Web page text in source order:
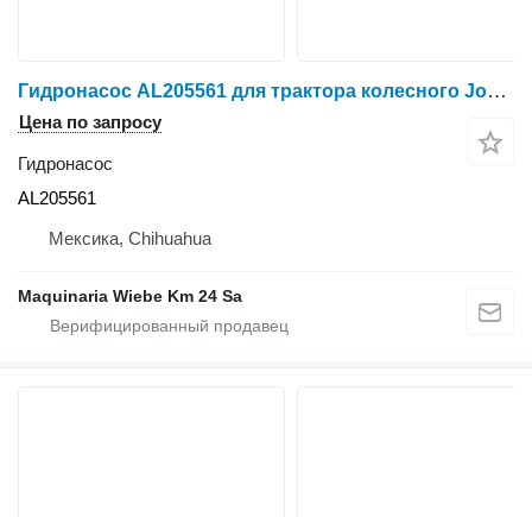
Гидронасос AL205561 для трактора колесного John Deere 6140R
Цена по запросу
Гидронасос
AL205561
Мексика, Chihuahua
Maquinaria Wiebe Km 24 Sa